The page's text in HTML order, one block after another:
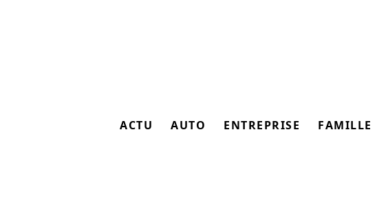
ACTU AUTO ENTREPRISE FAMILLE